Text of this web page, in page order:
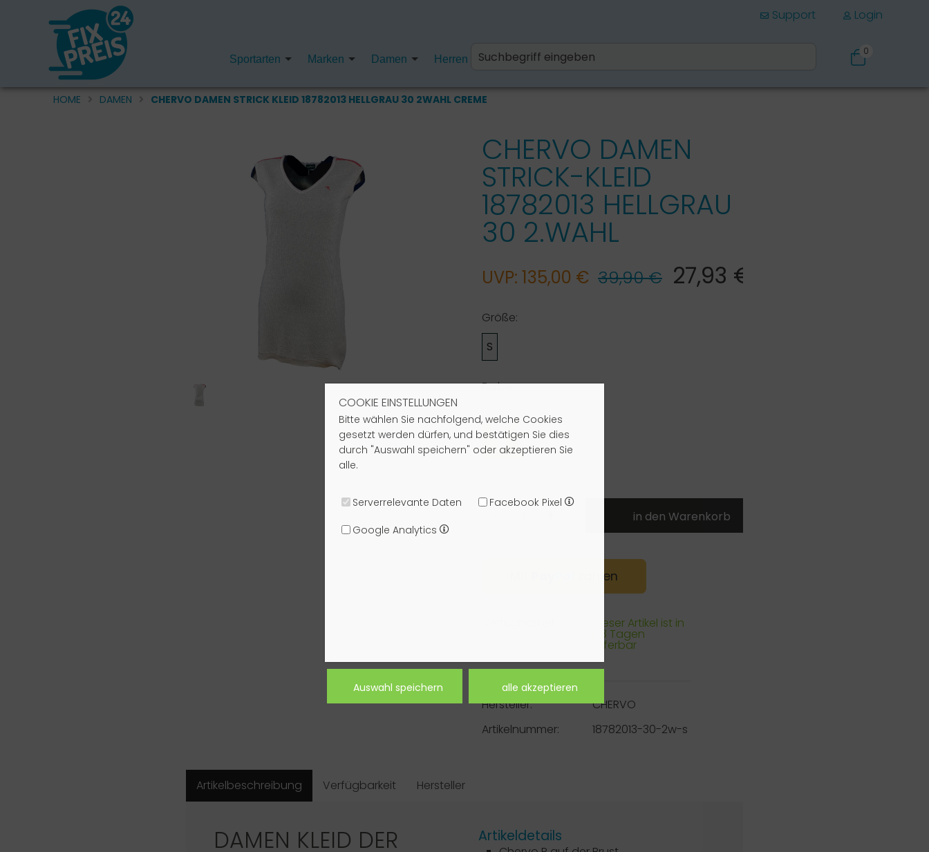
COOKIE EINSTELLUNGEN
Bitte wählen Sie nachfolgend, welche Cookies
gesetzt werden dürfen, und bestätigen Sie dies
durch "Auswahl speichern" oder akzeptieren Sie
alle.
Serverrelevante Daten
Facebook Pixel
Google Analytics
Login
Support
Sportarten Marken Damen Herren Kinder Fanartikel
0
HOME DAMEN CHERVO DAMEN STRICK KLEID 18782013 HELLGRAU 30 2WAHL CREME
CHERVO DAMEN
STRICK-KLEID
18782013 HELLGRAU
30 2.WAHL
UVP: 135,00 € 39,90 € 27,93 €*
Größe:
S
Farbe:
zahlen
Dieser Artikel ist in
1-3 Tagen
lieferbar
Hersteller:
CHERVO
Artikelnummer:
18782013-30-2w-s
Artikelbeschreibung Verfügbarkeit Hersteller
DAMEN KLEID DER Artikeldetails